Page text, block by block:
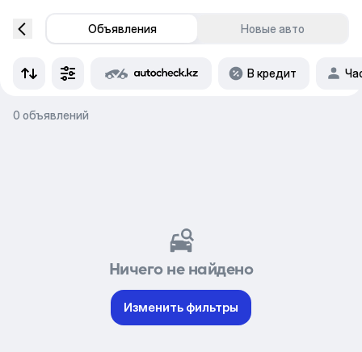
Объявления Новые авто
В кредит
0 объявлений
Ничего не найдено
Изменить фильтры